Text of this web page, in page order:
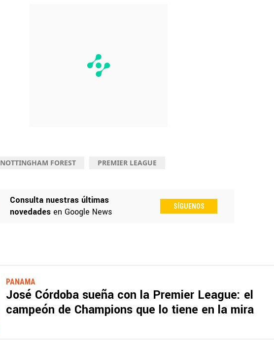
NOTTINGHAM FOREST PREMIER LEAGUE
Consulta nuestras últimas
novedades en Google News
SÍGUENOS
PANAMA
José Córdoba sueña con la Premier League: el
campeón de Champions que lo tiene en la mira